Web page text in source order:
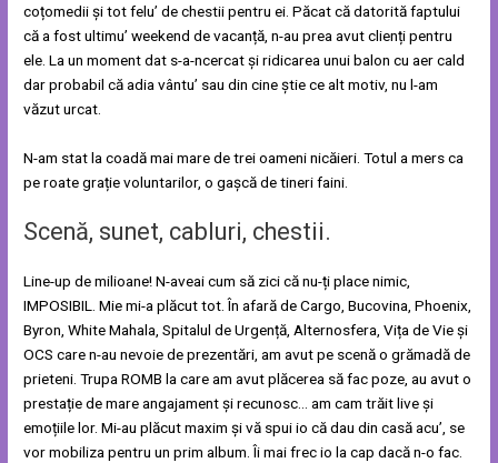
coțomedii și tot felu’ de chestii pentru ei. Păcat că datorită faptului
că a fost ultimu’ weekend de vacanță, n-au prea avut clienți pentru
ele. La un moment dat s-a-ncercat și ridicarea unui balon cu aer cald
dar probabil că adia vântu’ sau din cine știe ce alt motiv, nu l-am
văzut urcat.
N-am stat la coadă mai mare de trei oameni nicăieri. Totul a mers ca
pe roate grație voluntarilor, o gașcă de tineri faini.
Scenă, sunet, cabluri, chestii.
Line-up de milioane! N-aveai cum să zici că nu-ți place nimic,
IMPOSIBIL. Mie mi-a plăcut tot. În afară de Cargo, Bucovina, Phoenix,
Byron, White Mahala, Spitalul de Urgență, Alternosfera, Vița de Vie și
OCS care n-au nevoie de prezentări, am avut pe scenă o grămadă de
prieteni. Trupa ROMB la care am avut plăcerea să fac poze, au avut o
prestație de mare angajament și recunosc… am cam trăit live și
emoțiile lor. Mi-au plăcut maxim și vă spui io că dau din casă acu’, se
vor mobiliza pentru un prim album. Îi mai frec io la cap dacă n-o fac.